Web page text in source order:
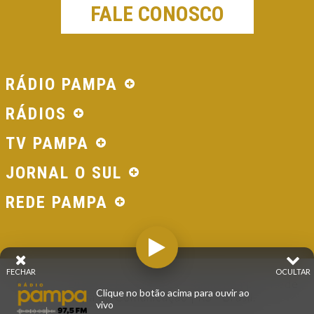
FALE CONOSCO
RÁDIO PAMPA
RÁDIOS
TV PAMPA
JORNAL O SUL
REDE PAMPA
© 2026 - Direitos Reservados - Rádio Pampa - Rede
Pampa de Comunicação | RS - Brasil.
OCULTAR
FECHAR
Clique no botão acima para ouvir ao
vivo